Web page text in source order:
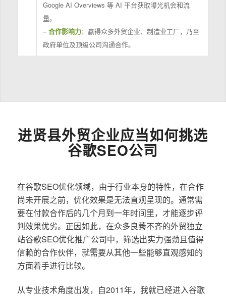
Google AI Overviews 等 AI 平台获取曝光机会和流
量。
–合作影响力：赢得众多外贸企业、制造业工厂，乃至
政府单位及顶级公司沟通合作。
进贤县外贸企业应当如何挑选
谷歌SEO公司
在谷歌SEO优化领域，由于行业本身的特性，在合作
尚未开展之前，优化效果是无法直观呈现的。通常需
要在付款合作后的几个月到一年时间里，才能逐步评
判效果优劣。正因如此，在众多良莠不齐的外贸独立
站谷歌SEO优化推广公司中，筛选出实力强劲且值得
信赖的合作伙伴，就需要从其他一些能够直观感知的
方面着手进行比较。
从专业技术角度出发，自2011年，我就已经进入谷歌